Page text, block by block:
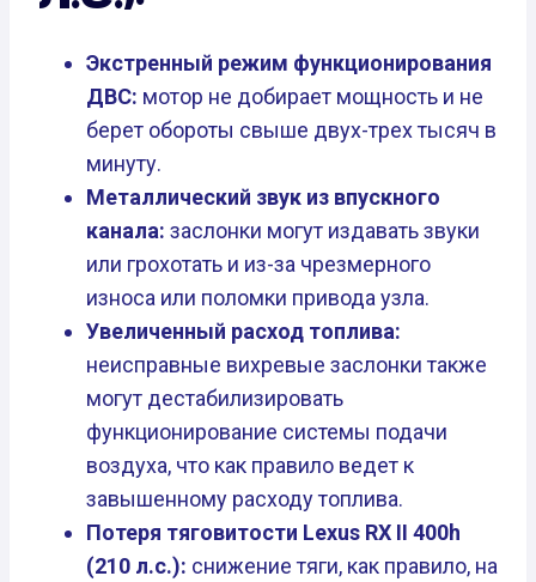
Экстренный режим функционирования
ДВС: мотор не добирает мощность и не
берет обороты свыше двух-трех тысяч в
минуту.
Металлический звук из впускного
канала: заслонки могут издавать звуки
или грохотать и из-за чрезмерного
износа или поломки привода узла.
Увеличенный расход топлива:
неисправные вихревые заслонки также
могут дестабилизировать
функционирование системы подачи
воздуха, что как правило ведет к
завышенному расходу топлива.
Потеря тяговитости Lexus RX II 400h
(210 л.с.): снижение тяги, как правило, на